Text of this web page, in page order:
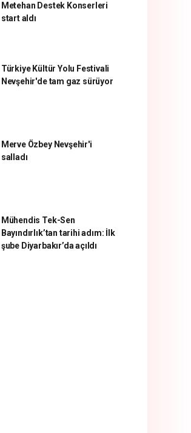
Metehan Destek Konserleri
start aldı
Türkiye Kültür Yolu Festivali
Nevşehir'de tam gaz sürüyor
Merve Özbey Nevşehir'i
salladı
Mühendis Tek-Sen
Bayındırlık’tan tarihi adım: İlk
şube Diyarbakır’da açıldı